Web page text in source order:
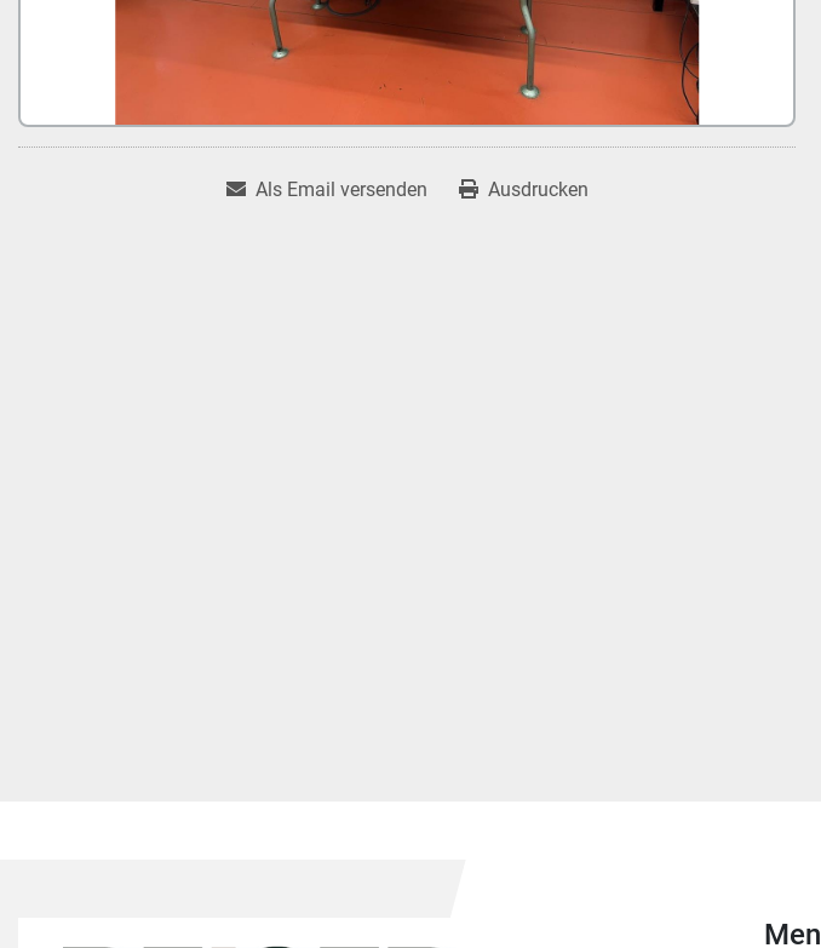
Als Email versenden Ausdrucken